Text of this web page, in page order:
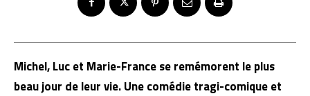
Michel, Luc et Marie-France se remémorent le plus
beau jour de leur vie. Une comédie tragi-comique et